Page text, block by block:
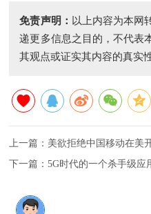
免责声明： 以上内容为本网
递更多信息之目的，不代表
其观点或证实其内容的真实
上一篇： 美欲拒绝中国移动在美
下一篇：5G时代的一个杀手级应